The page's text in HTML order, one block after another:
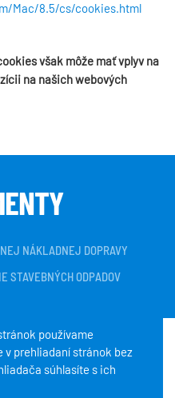
Mac/8.5/cs/cookies.html
však môže mať vplyv na
na našich webových
NÁKLADNEJ DOPRAVY
STAVEBNÝCH ODPADOV
Všetky práva vyhradené.
používame
v prehliadaní stránok bez
súhlasíte s ich